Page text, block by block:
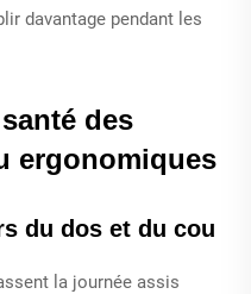
davantage pendant les
des
ergonomiques
du dos et du cou
la journée assis